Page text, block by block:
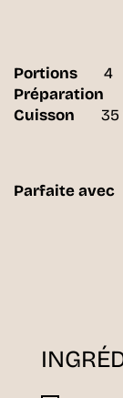
Portions
4
Préparation
Cuisson
35
Parfaite avec